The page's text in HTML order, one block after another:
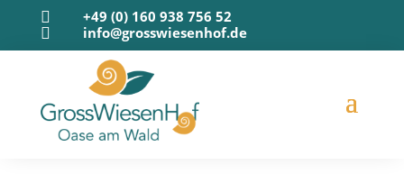

+49 (0) 160 938 756 52

info@grosswiesenhof.de